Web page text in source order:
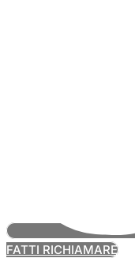
FATTI RICHIAMARE